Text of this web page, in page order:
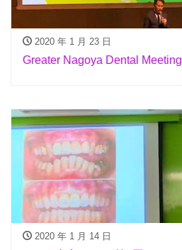
2020 年 1 月 23 日
Greater Nagoya Dental Meeting
2020 年 1 月 14 日